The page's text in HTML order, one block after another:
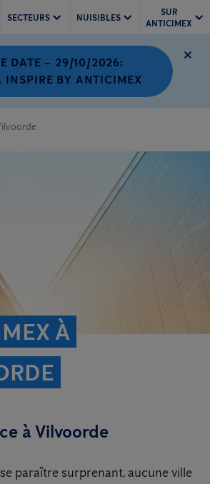
SECTEURS NUISIBLES
SUR
ANTICIMEX
DATE – 29/10/2026:
INSPIRE BY ANTICIMEX
À
à Vilvoorde
paraître surprenant, aucune ville